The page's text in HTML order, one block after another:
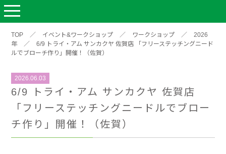
TOP ／ イベント&ワークショップ ／ ワークショップ ／
2026
年
／
6/9 トライ・アム サンカクヤ 佐賀店 「フリーステッチングニード
ルでブローチ作り」開催！（佐賀）
2026.06.03
6/9 トライ・アム サンカクヤ 佐賀店
「フリーステッチングニードルでブロー
チ作り」開催！（佐賀）